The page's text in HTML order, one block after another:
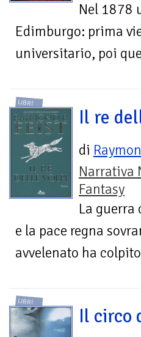
Nel 1878
Edimburgo: prima
universitario, poi
LIBRI
Il re
di
Narrativa
Fantasy
La guerra
e la pace regna
avvelenato ha
LIBRI
Il circo